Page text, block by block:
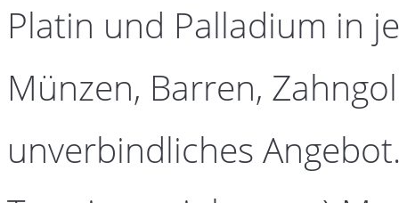
Platin und Palladium in
Münzen, Barren,
unverbindliches